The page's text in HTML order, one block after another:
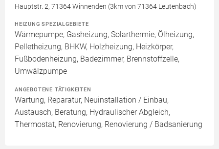
Hauptstr. 2, 71364 Winnenden (3km von 71364 Leutenbach)
HEIZUNG SPEZIALGEBIETE
Wärmepumpe, Gasheizung, Solarthermie, Ölheizung,
Pelletheizung, BHKW, Holzheizung, Heizkörper,
Fußbodenheizung, Badezimmer, Brennstoffzelle,
Umwälzpumpe
ANGEBOTENE TÄTIGKEITEN
Wartung, Reparatur, Neuinstallation / Einbau,
Austausch, Beratung, Hydraulischer Abgleich,
Thermostat, Renovierung, Renovierung / Badsanierung